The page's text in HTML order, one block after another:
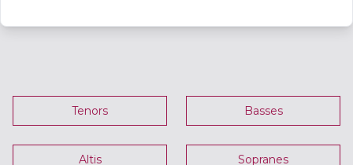
Tenors Basses
Altis Sopranes